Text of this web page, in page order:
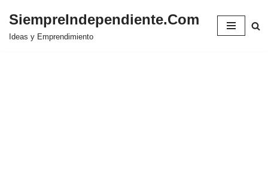
Saltar
SiempreIndependiente.Com
Ideas y Emprendimiento